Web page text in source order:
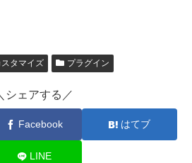
スタマイズ プラグイン
シェアする／
Facebook はてブ
LINE